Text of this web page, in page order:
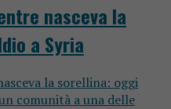
nasceva la
a Syria
la sorellina: oggi
comunità a una delle